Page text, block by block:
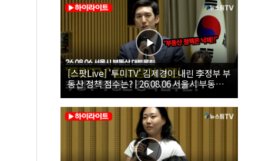
[스팟Live] '투미TV' 김제경이 내린 李정부 부
동산 정책 점수는? | 26.08.06 서울시 부동산
대토론회